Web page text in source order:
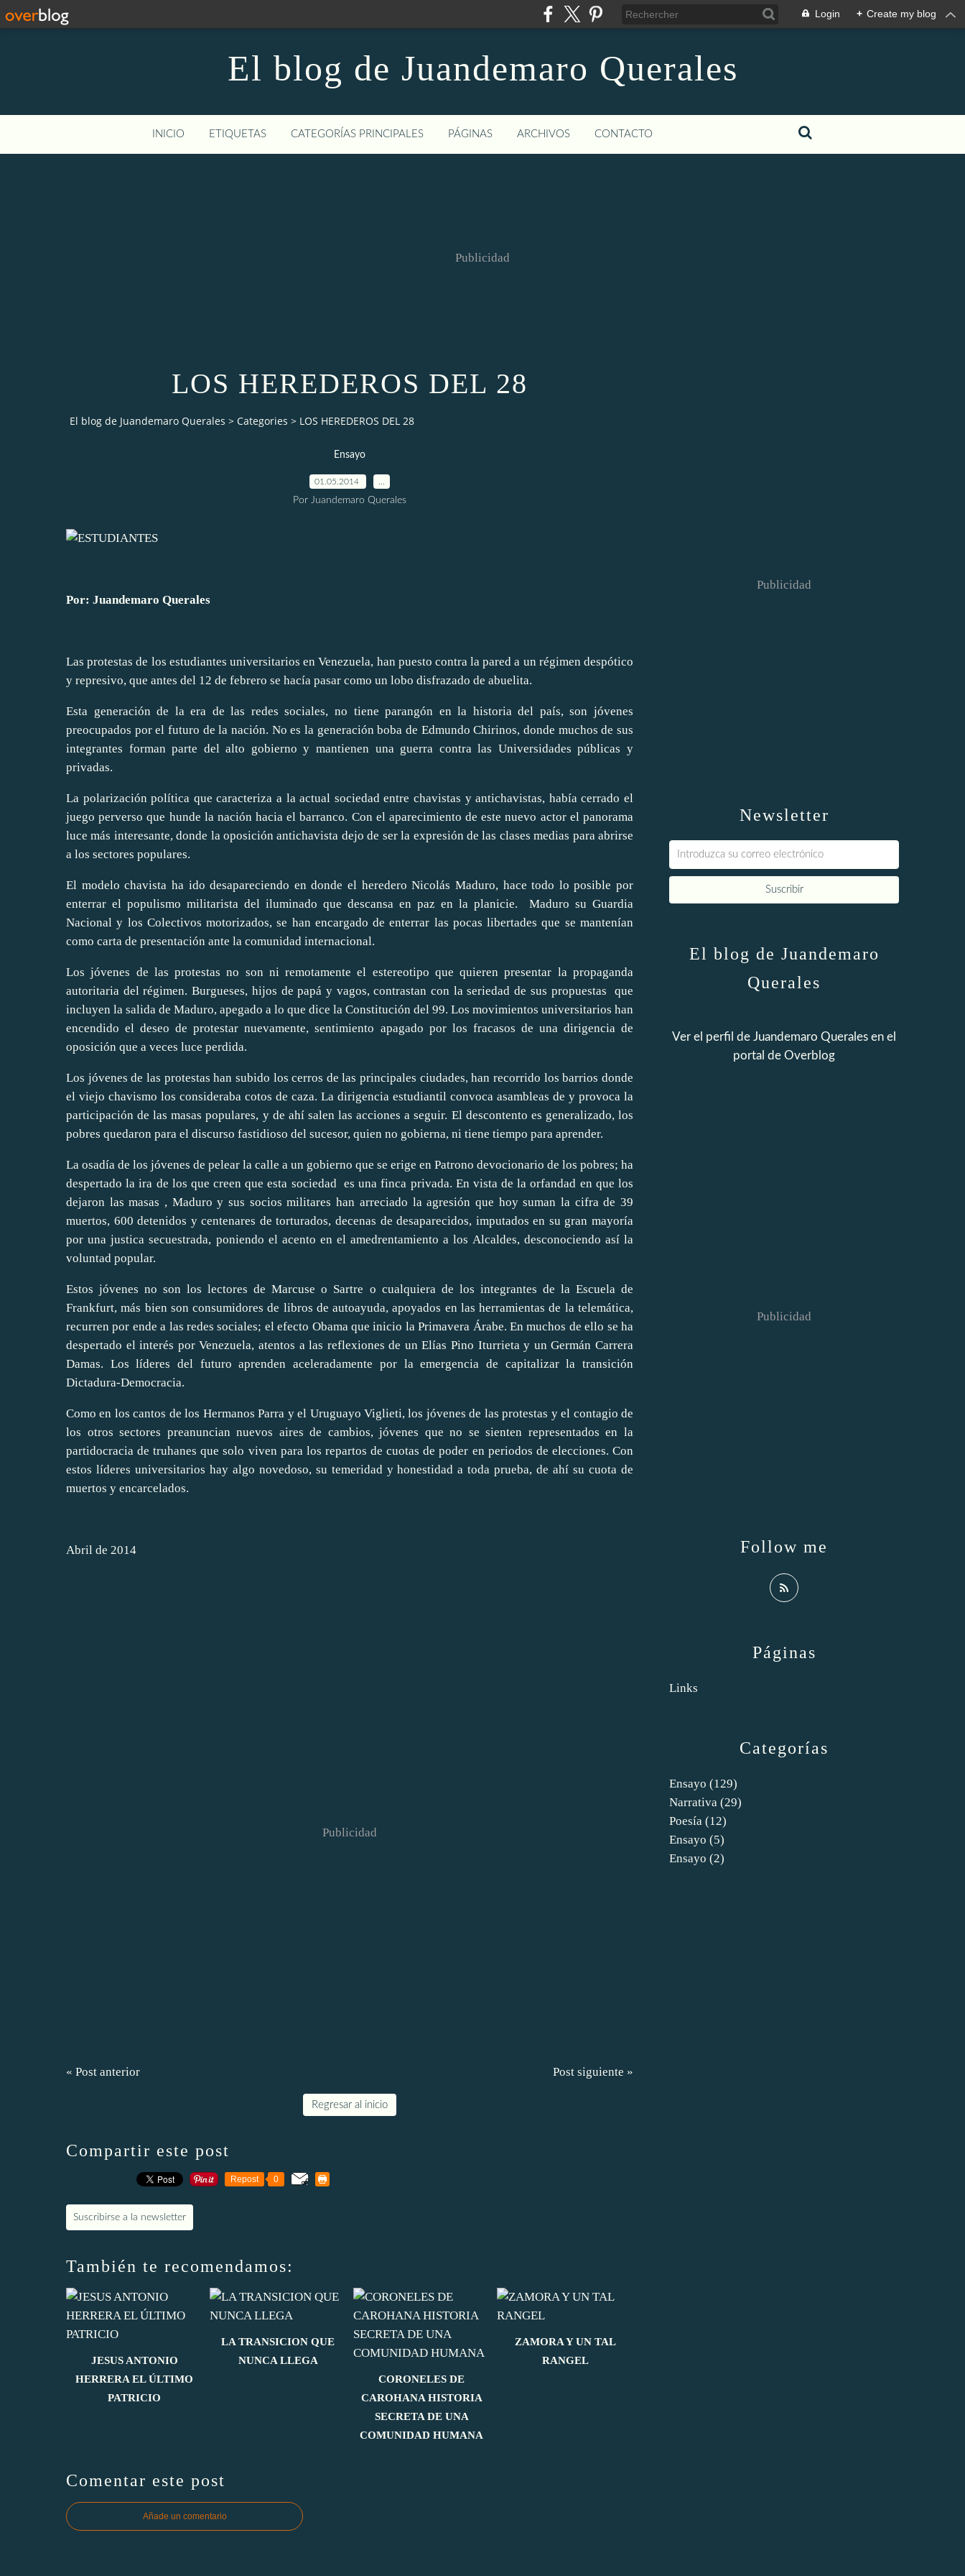
Login + Create my blog
El blog de Juandemaro Querales
INICIO ETIQUETAS CATEGORÍAS PRINCIPALES PÁGINAS ARCHIVOS CONTACTO
Publicidad
LOS HEREDEROS DEL 28
El blog de Juandemaro Querales > Categories > LOS HEREDEROS DEL 28
Ensayo
01.05.2014
Por Juandemaro Querales
Por: Juandemaro Querales
Las protestas de los estudiantes universitarios en Venezuela, han puesto contra la pared a un régimen despótico
y represivo, que antes del 12 de febrero se hacía pasar como un lobo disfrazado de abuelita.
Esta generación de la era de las redes sociales, no tiene parangón en la historia del país, son jóvenes
preocupados por el futuro de la nación. No es la generación boba de Edmundo Chirinos, donde muchos de sus
integrantes forman parte del alto gobierno y mantienen una guerra contra las Universidades públicas y
privadas.
La polarización política que caracteriza a la actual sociedad entre chavistas y antichavistas, había cerrado el
juego perverso que hunde la nación hacia el barranco. Con el aparecimiento de este nuevo actor el panorama
luce más interesante, donde la oposición antichavista dejo de ser la expresión de las clases medias para abrirse
a los sectores populares.
El modelo chavista ha ido desapareciendo en donde el heredero Nicolás Maduro, hace todo lo posible por
enterrar el populismo militarista del iluminado que descansa en paz en la planicie.
Maduro su Guardia
Nacional y los Colectivos motorizados, se han encargado de enterrar las pocas libertades que se mantenían
como carta de presentación ante la comunidad internacional.
Los jóvenes de las protestas no son ni remotamente el estereotipo que quieren presentar la propaganda
autoritaria del régimen. Burgueses, hijos de papá y vagos, contrastan con la seriedad de sus propuestas
que
incluyen la salida de Maduro, apegado a lo que dice la Constitución del 99. Los movimientos universitarios han
encendido el deseo de protestar nuevamente, sentimiento apagado por los fracasos de una dirigencia de
oposición que a veces luce perdida.
Los jóvenes de las protestas han subido los cerros de las principales ciudades, han recorrido los barrios donde
el viejo chavismo los consideraba cotos de caza. La dirigencia estudiantil convoca asambleas de y provoca la
participación de las masas populares, y de ahí salen las acciones a seguir. El descontento es generalizado, los
pobres quedaron para el discurso fastidioso del sucesor, quien no gobierna, ni tiene tiempo para aprender.
La osadía de los jóvenes de pelear la calle a un gobierno que se erige en Patrono devocionario de los pobres; ha
despertado la ira de los que creen que esta sociedad es una finca privada. En vista de la orfandad en que los
dejaron las masas , Maduro y sus socios militares han arreciado la agresión que hoy suman la cifra de 39
muertos, 600 detenidos y centenares de torturados, decenas de desaparecidos, imputados en su gran mayoría
por una justica secuestrada, poniendo el acento en el amedrentamiento a los Alcaldes, desconociendo así la
voluntad popular.
Estos jóvenes no son los lectores de Marcuse o Sartre o cualquiera de los integrantes de la Escuela de
Frankfurt, más bien son consumidores de libros de autoayuda, apoyados en las herramientas de la telemática,
recurren por ende a las redes sociales; el efecto Obama que inicio la Primavera Árabe. En muchos de ello se ha
despertado el interés por Venezuela, atentos a las reflexiones de un Elías Pino Iturrieta y un Germán Carrera
Damas. Los líderes del futuro aprenden aceleradamente por la emergencia de capitalizar la transición
Dictadura-Democracia.
Como en los cantos de los Hermanos Parra y el Uruguayo Viglieti, los jóvenes de las protestas y el contagio de
los otros sectores preanuncian nuevos aires de cambios, jóvenes que no se sienten representados en la
partidocracia de truhanes que solo viven para los repartos de cuotas de poder en periodos de elecciones. Con
estos líderes universitarios hay algo novedoso, su temeridad y honestidad a toda prueba, de ahí su cuota de
muertos y encarcelados.
Abril de 2014
Publicidad
« Post anterior Post siguiente »
Regresar al inicio
Compartir este post
Repost 0
Suscribirse a la newsletter
También te recomendamos:
JESUS ANTONIO
HERRERA EL ÚLTIMO
PATRICIO
LA TRANSICION QUE
NUNCA LLEGA
CORONELES DE
CAROHANA HISTORIA
SECRETA DE UNA
COMUNIDAD HUMANA
ZAMORA Y UN TAL
RANGEL
Comentar este post
Añade un comentario
Newsletter
Publicidad
Categorías
Ensayo (129)
Narrativa (29)
Poesía (12)
Ensayo (5)
Ensayo (2)
Páginas
Links
El blog de Juandemaro
Querales
Ver el perfil de Juandemaro Querales en el
portal de Overblog
Follow me
Publicidad